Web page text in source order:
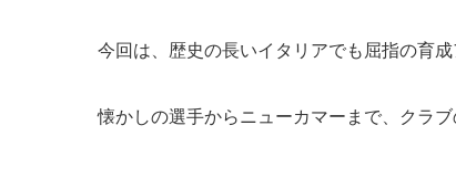
今回は、歴史の長いイタリアでも屈指の育成
懐かしの選手からニューカマーまで、クラ